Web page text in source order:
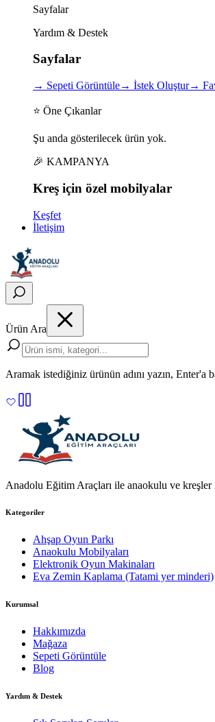
Sayfalar
Yardım & Destek
Sayfalar
→ Sepeti Görüntüle→ İstek Oluştur→
⭐ Öne Çıkanlar
Şu anda gösterilecek ürün yok.
🎉 KAMPANYA
Kreş için özel mobilyalar
Keşfet
İletişim
Ürün Ara
Aramak istediğiniz ürünün adını yazın, Enter'a
Anadolu Eğitim Araçları ile anaokulu ve
Kategoriler
Ahşap Oyun Parkı
Anaokulu Mobilyaları
Elektronik Oyun Makinaları
Eva Zemin Kaplama (Tatami yer minderi)
Kurumsal
Hakkımızda
Mağaza
Sepeti Görüntüle
Blog
Yardım & Destek